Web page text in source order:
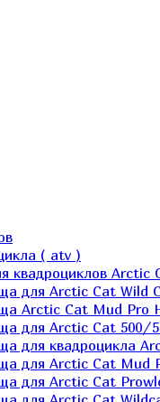
( atv )
квадроциклов Arctic
для Arctic Cat Wild
Arctic Cat Mud Pro
для Arctic Cat 500/
для квадроцикла
для Arctic Cat Mud
для Arctic Cat